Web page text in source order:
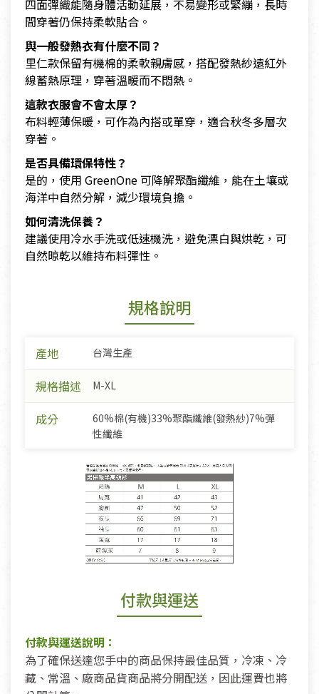
四面彈織能隨身體活動延展，不易變形或緊繃，長時
間穿著仍保持柔軟貼合。
與一般發熱衣有什麼不同？
里仁款保留有機棉的柔軟親膚感，搭配發熱紗遠紅外
線蓄熱原理，穿著溫暖而不悶熱。
這款衣服會不會太厚？
布料輕薄保暖，可作為內搭或單穿，適合秋冬多層次
穿著。
是否具備環保特性？
是的，使用 GreenOne 可降解聚酯纖維，能在土壤或
海洋中自然分解，減少環境負擔。
如何清洗保養？
建議使用冷水手洗或低速機洗，避免漂白與烘乾，可
自然晾乾以維持布料彈性。
規格說明
產地 台灣生產
規格描述 M-XL
成分
60%棉(有機)33%聚酯纖維(發熱紗)7%彈
性纖維
付款與運送
付款與運送說明：
為了確保送達您手中的商品保持最佳品質，冷凍、冷
藏、常溫、廠商品貨商品將分開配送，因此運費也將